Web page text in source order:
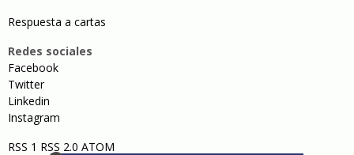
Respuesta a cartas
Redes sociales
Facebook
Twitter
Linkedin
Instagram
RSS 1 RSS 2.0 ATOM